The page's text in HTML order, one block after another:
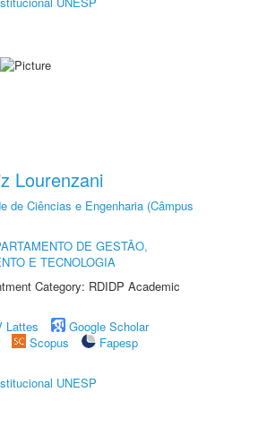
Lourenzani
de Ciências e Engenharia (Câmpus
DE GESTÃO,
E TECNOLOGIA
Category: RDIDP Academic
Lattes
Google Scholar
Scopus
Fapesp
UNESP